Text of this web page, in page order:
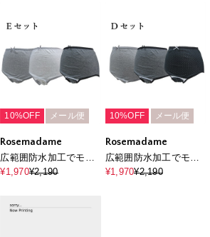
10%OFF メール便
Rosemadame
広範囲防水加工でモレ
対策できる産褥ショー
産準備 産前 産後
¥1,970¥2,190
10%OFF メール便
Rosemadame
広範囲防水加工でモレ
対策できる産褥ショー
¥1,970¥2,190